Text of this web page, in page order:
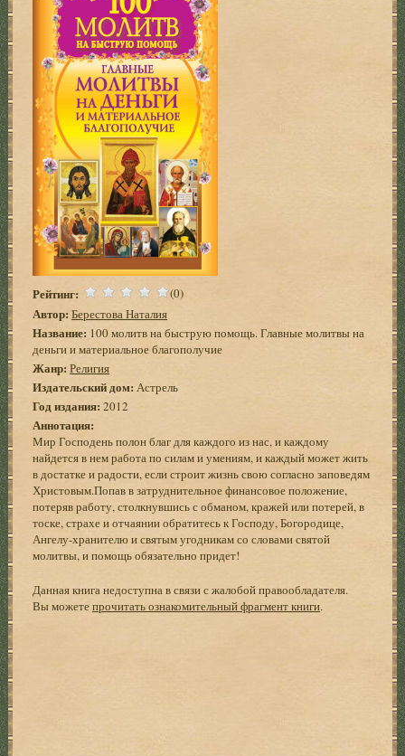
Рейтинг: (0)
Автор: Берестова Наталия
Название: 100 молитв на быструю помощь. Главные молитвы на
деньги и материальное благополучие
Жанр: Религия
Издательский дом: Астрель
Год издания: 2012
Аннотация:
Мир Господень полон благ для каждого из нас, и каждому
найдется в нем работа по силам и умениям, и каждый может жить
в достатке и радости, если строит жизнь свою согласно заповедям
Христовым.Попав в затруднительное финансовое положение,
потеряв работу, столкнувшись с обманом, кражей или потерей, в
тоске, страхе и отчаянии обратитесь к Господу, Богородице,
Ангелу-хранителю и святым угодникам со словами святой
молитвы, и помощь обязательно придет!
Данная книга недоступна в связи с жалобой правообладателя.
Вы можетепрочитать ознакомительный фрагмент книги.